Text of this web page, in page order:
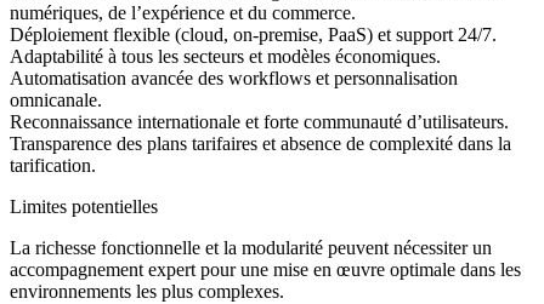
numériques, de l’expérience et du commerce.
Déploiement flexible (cloud, on-premise, PaaS) et support 24/7.
Adaptabilité à tous les secteurs et modèles économiques.
Automatisation avancée des workflows et personnalisation
omnicanale.
Reconnaissance internationale et forte communauté d’utilisateurs.
Transparence des plans tarifaires et absence de complexité dans la
tarification.
Limites potentielles
La richesse fonctionnelle et la modularité peuvent nécessiter un
accompagnement expert pour une mise en œuvre optimale dans les
environnements les plus complexes.